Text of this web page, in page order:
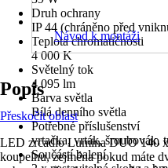
Druh ochrany
IP 44 (chráněno před
Teplota chromatičnosti
4 000 K
Světelný tok
4 095 lm
Barva světla
Bílá denního světla
Potřebné příslušenství
vrtačka, vrták, šroubovák,
Součástí balení
Návod k montáži
Popis
Přeskočit oblast
LED zrcadlo Lumina DUO 140
koupelnu, zejména pokud máte